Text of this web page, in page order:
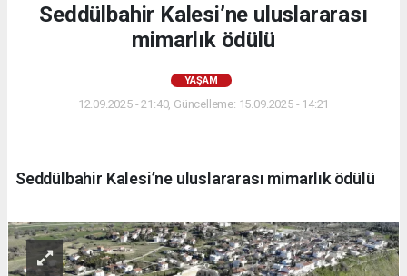
Seddülbahir Kalesi’ne uluslararası
mimarlık ödülü
YAŞAM
12.09.2025 - 21:40, Güncelleme: 15.09.2025 - 14:21
Seddülbahir Kalesi’ne uluslararası mimarlık ödülü